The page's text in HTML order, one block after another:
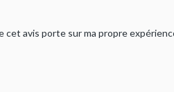
cet avis porte sur ma propre